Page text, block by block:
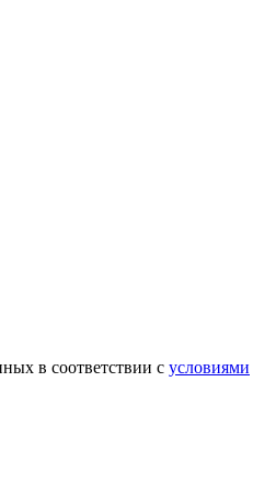
в соответствии с условиями